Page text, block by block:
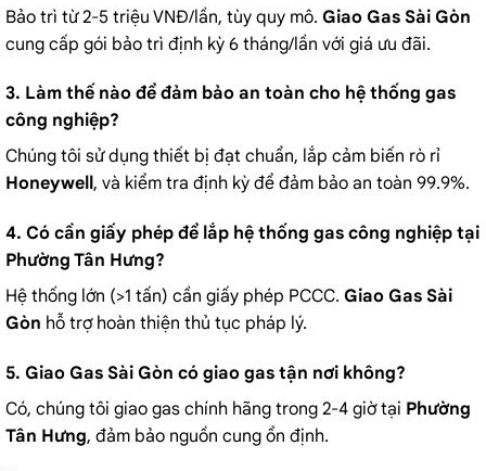
Bảo trì từ 2-5 triệu VNĐ/lần, tùy quy mô. Giao Gas Sài Gòn
cung cấp gói bảo trì định kỳ 6 tháng/lần với giá ưu đãi.
3. Làm thế nào để đảm bảo an toàn cho hệ thống gas
công nghiệp?
Chúng tôi sử dụng thiết bị đạt chuẩn, lắp cảm biến rò rỉ
Honeywell, và kiểm tra định kỳ để đảm bảo an toàn 99.9%.
4. Có cần giấy phép để lắp hệ thống gas công nghiệp tại
Phường Tân Hưng?
Hệ thống lớn (>1 tấn) cần giấy phép PCCC. Giao Gas Sài
Gòn hỗ trợ hoàn thiện thủ tục pháp lý.
5. Giao Gas Sài Gòn có giao gas tận nơi không?
Có, chúng tôi giao gas chính hãng trong 2-4 giờ tại Phường
Tân Hưng, đảm bảo nguồn cung ổn định.